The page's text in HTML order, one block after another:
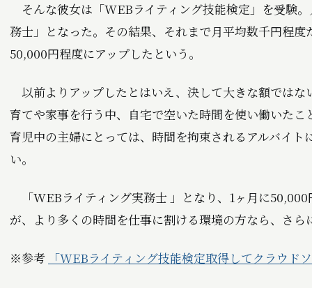
そんな彼女は「WEBライティング技能検定」を受験
務士」となった。その結果、それまで月平均数千円程
50,000円程度にアップしたという。
以前よりアップしたとはいえ、決して大きな額では
育てや家事を行う中、自宅で空いた時間を使い働いた
育児中の主婦にとっては、時間を拘束されるアルバイ
い。
「WEBライティング実務士 」となり、1ヶ月に
が、より多くの時間を仕事に割ける環境の方なら、さ
※参考 「WEBライティング技能検定取得してクラウ